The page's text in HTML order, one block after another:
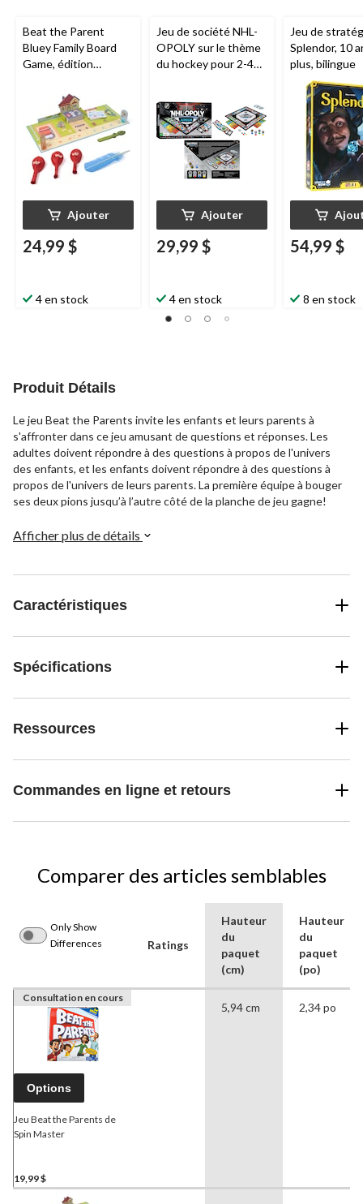
Beat the Parent
Bluey Family Board
Game, édition
Ajouter
24,99 $
4 en stock
Jeu de société NHL-
OPOLY sur le thème
du hockey pour 2-4
Ajouter
29,99 $
4 en stock
Jeu de
Splendor, 10
plus, bilingue
54,99 $
8 en stock
Produit Détails
Le jeu Beat the Parents invite les enfants et leurs parents à
s'affronter dans ce jeu amusant de questions et réponses. Les
adultes doivent répondre à des questions à propos de l'univers
des enfants, et les enfants doivent répondre à des questions à
propos de l'univers de leurs parents. La première équipe à bouger
ses deux pions jusqu’à l’autre côté de la planche de jeu gagne!
Afficher plus de détails
Caractéristiques
Spécifications
Ressources
Commandes en ligne et retours
Comparer des articles semblables
Only Show
Differences
Ratings
Hauteur
du
paquet
(cm)
Hauteur
du
paquet
(po)
Consultation en cours
Options
Jeu Beat the Parents de
Spin Master
19,99 $
5,94 cm 2,34 po